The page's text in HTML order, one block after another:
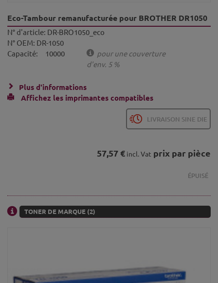
Eco-Tambour remanufacturée pour BROTHER DR1050
N° d'article: DR-BRO1050_eco
N° OEM: DR-1050
Capacité:
10000
pour une couverture
d'env. 5 %
Plus d'informations
Affichez les imprimantes compatibles
LIVRAISON SINE DIE
57,57 € incl. Vat prix par pièce
ÉPUISÉ
TONER DE MARQUE (2)